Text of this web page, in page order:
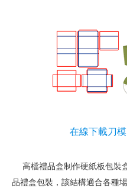
在線下載刀
高檔禮品盒制作硬紙板包裝
品禮盒包裝，該結構適合各種